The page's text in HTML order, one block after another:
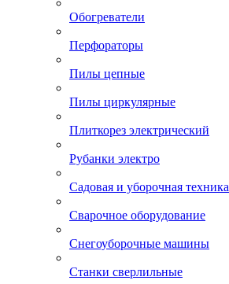
Обогреватели
Перфораторы
Пилы цепные
Пилы циркулярные
Плиткорез электрический
Рубанки электро
Садовая и уборочная техника
Сварочное оборудование
Снегоуборочные машины
Станки сверлильные